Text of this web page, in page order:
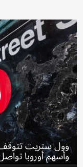
وول ستريت
وأسهم أوروبا